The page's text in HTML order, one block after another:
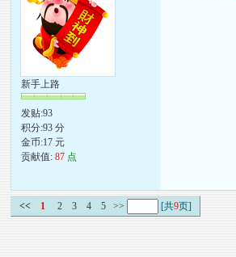
新手上路
发贴:93
积分:93 分
金币:17 元
贡献值:87 点
<< 1 2 3 4 5 >> [共9页]